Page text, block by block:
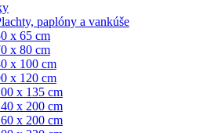
paplóny a vankúše
x 65 cm
x 80 cm
x 100 cm
x 120 cm
x 135 cm
x 200 cm
x 200 cm